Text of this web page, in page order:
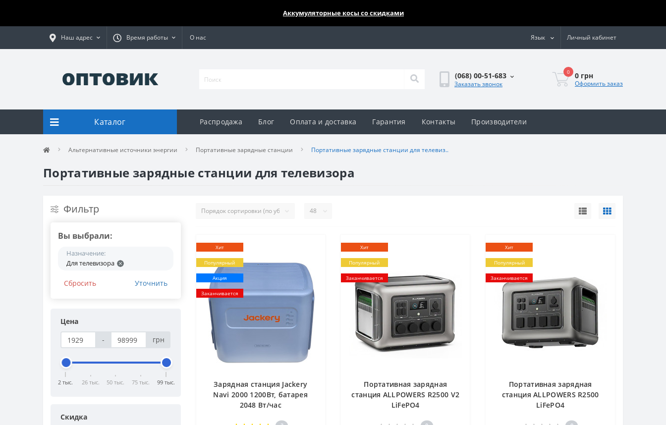
Аккумуляторные косы со скидками
Наш адрес Время работы О нас Язык Личный кабинет
(068) 00-51-683
Заказать звонок
0 0 грн
Оформить заказ
Каталог Распродажа Блог Оплата и доставка Гарантия Контакты Производители
Альтернативные источники энергии Портативные зарядные станции Портативные зарядные станции для телевиз..
Портативные зарядные станции для телевизора
Фильтр
Вы выбрали:
Назначение:
Для телевизора
Сбросить Уточнить
Цена
-
грн
2 тыс. 26 тыс. 50 тыс. 75 тыс. 99 тыс.
Скидка
Хит
Популярный
Акция
Заканчивается
Зарядная станция Jackery
Navi 2000 1200Вт, батарея
2048 Вт/час
Хит
Популярный
Заканчивается
Портативная зарядная
станция ALLPOWERS R2500 V2
LiFePO4
Хит
Популярный
Заканчивается
Портативная зарядная
станция ALLPOWERS R2500
LiFePO4